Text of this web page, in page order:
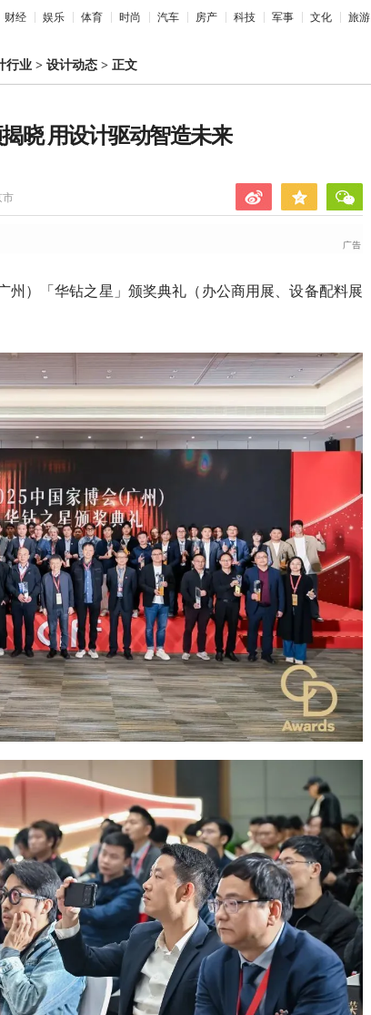
财经 娱乐 体育 时尚 汽车 房产 科技 军事 文化 旅游
行业 > 设计动态 > 正文
晓 用设计驱动智造未来
市
州）「华钻之星」颁奖典礼（办公商用展、设备配料展